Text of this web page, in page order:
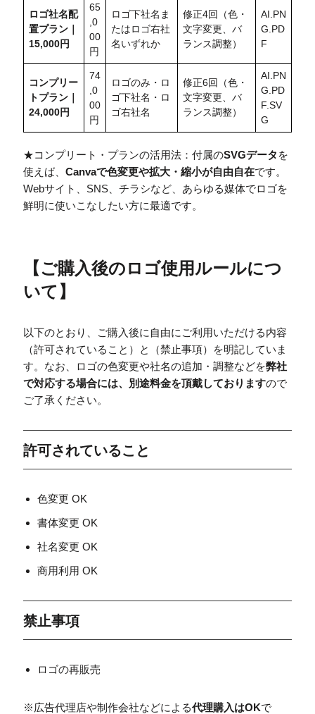
ロゴ社名配
置プラン｜
15,000円
65
,0
00
円
ロゴ下社名ま
たはロゴ右社
名いずれか
修正4回（色・
文字変更、バ
ランス調整）
AI.PN
G.PD
F
コンプリー
トプラン｜
24,000円
74
,0
00
円
ロゴのみ・ロ
ゴ下社名・ロ
ゴ右社名
修正6回（色・
文字変更、バ
ランス調整）
AI.PN
G.PD
F.SV
G
★コンプリート・プランの活用法：付属のSVGデータ を
使えば、 Canvaで色変更や拡大・縮小が自由自在です。
Webサイト、SNS、チラシなど、あらゆる媒体でロゴを
鮮明に使いこなしたい方に最適です。
【ご購入後のロゴ使用ルールにつ
いて 】
以下のとおり、ご購入後に自由にご利用いただける内容
（許可されていること）と（禁止事項）を明記していま
す。なお、ロゴの色変更や社名の追加・調整などを弊社
で対応する場合には、別途料金を頂戴しておりますので
ご了承ください。
許可されていること
色変更 OK
書体変更 OK
社名変更 OK
商用利用 OK
禁止事項
ロゴの再販売
※広告代理店や制作会社などによる代理購入はOKで